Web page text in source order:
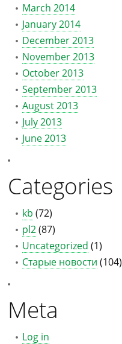
March 2014
January 2014
December 2013
November 2013
October 2013
September 2013
August 2013
July 2013
June 2013
Categories
kb (72)
pl2(87)
Uncategorized (1)
Старые новости (104)
Meta
Log in